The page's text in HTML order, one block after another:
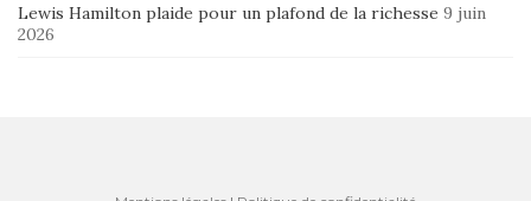
Lewis Hamilton plaide pour un plafond de la richesse 9 juin
2026